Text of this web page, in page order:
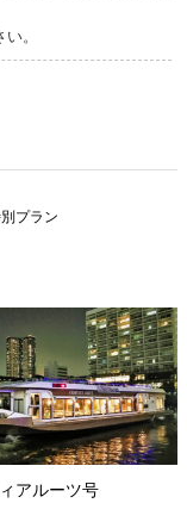
。
プラン
アルーツ号